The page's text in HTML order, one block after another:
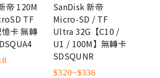
帝 120M
TF
卡 無轉
SanDisk 新帝
Micro-SD / TF
Ultra 32G【C10 /
U1 / 100M】無轉卡
SDSQUNR
$320~$336